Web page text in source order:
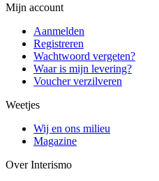
Mijn account
Aanmelden
Registreren
Wachtwoord vergeten?
Waar is mijn levering?
Voucher verzilveren
Weetjes
Wij en ons milieu
Magazine
Over Interismo